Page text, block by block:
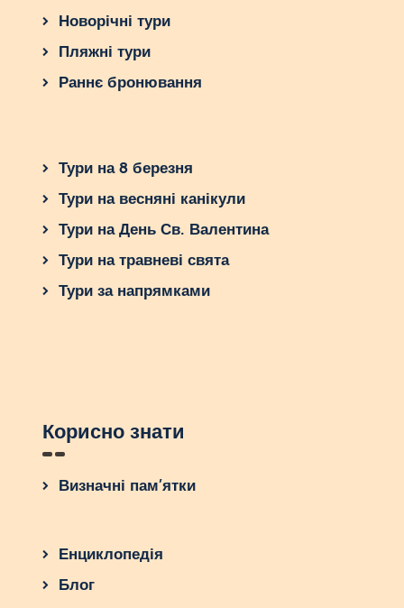
Новорічні тури
Пляжні тури
Раннє бронювання
Тури на 8 березня
Тури на весняні канікули
Тури на День Св. Валентина
Тури на травневі свята
Тури за напрямками
Корисно знати
Визначні пам’ятки
Енциклопедія
Блог